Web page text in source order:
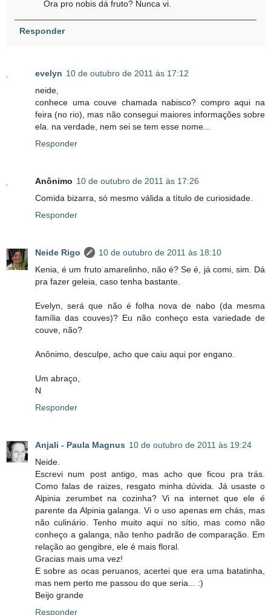
Ora pro nobis dá fruto? Nunca vi.
Responder
evelyn 10 de outubro de 2011 às 17:12
neide,
conhece uma couve chamada nabisco? compro aqui na
feira (no rio), mas não consegui maiores informações sobre
ela. na verdade, nem sei se tem esse nome...
Responder
Anônimo 10 de outubro de 2011 às 17:26
Comida bizarra, só mesmo válida a título de curiosidade.
Responder
Neide Rigo
10 de outubro de 2011 às 18:10
Kenia, é um fruto amarelinho, não é? Se é, já comi, sim. Dá
pra fazer geleia, caso tenha bastante.
Evelyn, será que não é folha nova de nabo (da mesma
família das couves)? Eu não conheço esta variedade de
couve, não?
Anônimo, desculpe, acho que caiu aqui por engano.
Um abraço,
N
Responder
Anjali - Paula Magnus 10 de outubro de 2011 às 19:24
Neide.
Escrevi num post antigo, mas acho que ficou pra trás.
Como falas de raizes, resgato minha dúvida. Já usaste o
Alpinia zerumbet na cozinha? Vi na internet que ele é
parente da Alpinia galanga. Vi o uso apenas em chás, mas
não culinário. Tenho muito aqui no sítio, mas como não
conheço a galanga, não tenho padrão de comparação. Em
relação ao gengibre, ele é mais floral.
Gracias mais uma vez!
E sobre as ocas peruanos, acertei que era uma batatinha,
mas nem perto me passou do que seria... :)
Beijo grande
Responder